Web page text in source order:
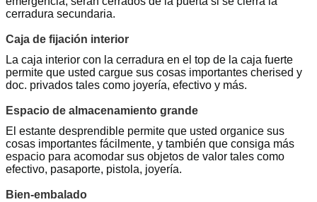
cerradura secundaria.
Caja de fijación interior
La caja interior con la cerradura en el top de la caja fuerte
permite que usted cargue sus cosas importantes cherised y
doc. privados tales como joyería, efectivo y más.
Espacio de almacenamiento grande
El estante desprendible permite que usted organice sus
cosas importantes fácilmente, y también que consiga más
espacio para acomodar sus objetos de valor tales como
efectivo, pasaporte, pistola, joyería.
Bien-embalado